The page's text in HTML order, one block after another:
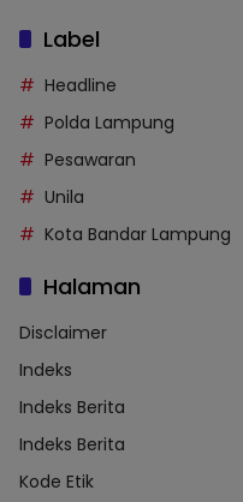
Label
Headline
Polda Lampung
Pesawaran
Unila
Kota Bandar Lampung
Halaman
Disclaimer
Indeks
Indeks Berita
Indeks Berita
Kode Etik